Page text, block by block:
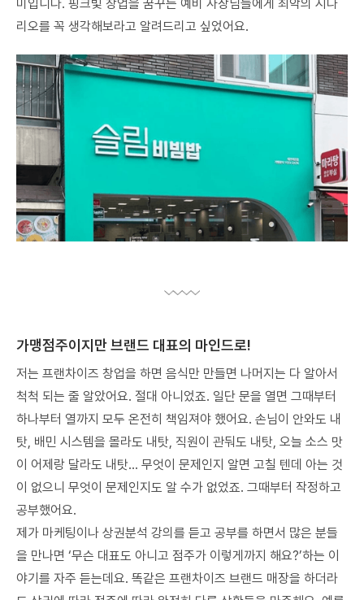
미입니다. 핑크빛 창업을 꿈꾸는 예비 사장님들에게 최악의 시나
리오를 꼭 생각해보라고 알려드리고 싶었어요.
가맹점주이지만 브랜드 대표의 마인드로!
저는 프랜차이즈 창업을 하면 음식만 만들면 나머지는 다 알아서
척척 되는 줄 알았어요. 절대 아니었죠. 일단 문을 열면 그때부터
하나부터 열까지 모두 온전히 책임져야 했어요. 손님이 안와도 내
탓, 배민 시스템을 몰라도 내탓, 직원이 관둬도 내탓, 오늘 소스 맛
이 어제랑 달라도 내탓... 무엇이 문제인지 알면 고칠 텐데 아는 것
이 없으니 무엇이 문제인지도 알 수가 없었죠. 그때부터 작정하고
공부했어요.
제가 마케팅이나 상권분석 강의를 듣고 공부를 하면서 많은 분들
을 만나면 ‘무슨 대표도 아니고 점주가 이렇게까지 해요?’하는 이
야기를 자주 듣는데요. 똑같은 프랜차이즈 브랜드 매장을 하더라